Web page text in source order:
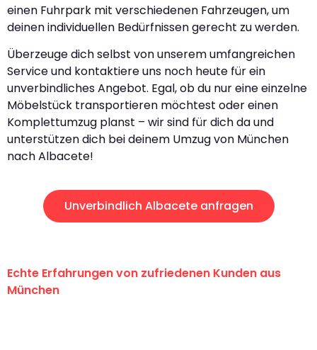
einen Fuhrpark mit verschiedenen Fahrzeugen, um
deinen individuellen Bedürfnissen gerecht zu werden.
Überzeuge dich selbst von unserem umfangreichen
Service und kontaktiere uns noch heute für ein
unverbindliches Angebot. Egal, ob du nur eine einzelne
Möbelstück transportieren möchtest oder einen
Komplettumzug planst – wir sind für dich da und
unterstützen dich bei deinem Umzug von München
nach Albacete!
Unverbindlich Albacete anfragen
Echte Erfahrungen von zufriedenen Kunden aus
München